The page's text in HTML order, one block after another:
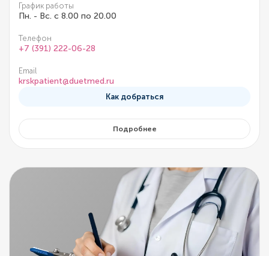
График работы
Пн. - Вс. с 8.00 по 20.00
Телефон
+7 (391) 222-06-28
Email
krskpatient@duetmed.ru
Как добраться
Подробнее